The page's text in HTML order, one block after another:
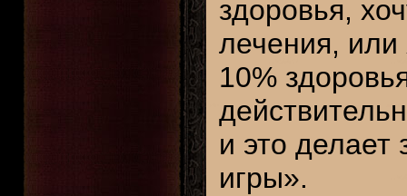
здоровья,
лечения, или
10%
и это делает
игры».